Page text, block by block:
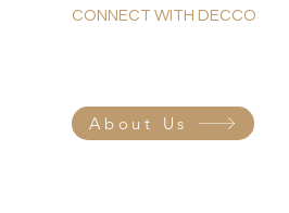
CONNECT WITH DECCO
About Us